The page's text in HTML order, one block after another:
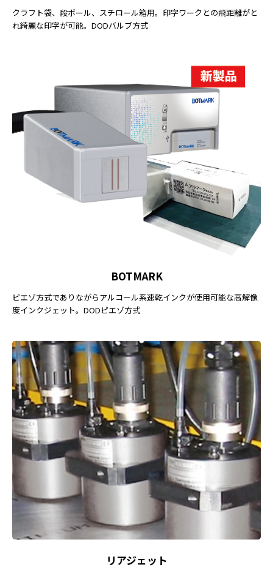
クラフト袋、段ボール、スチロール箱用。印字ワークとの飛距離がと
れ綺麗な印字が可能。DODバルブ方式
BOTMARK
ピエゾ方式でありながらアルコール系速乾インクが使用可能な高解像
度インクジェット。DODピエゾ方式
リアジェット